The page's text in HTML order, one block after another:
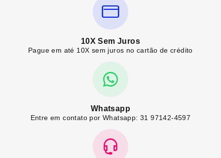
10X Sem Juros
Pague em até 10X sem juros no cartão de crédito
Whatsapp
Entre em contato por Whatsapp: 31 97142-4597